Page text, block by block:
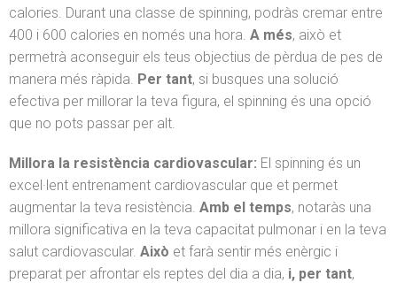
calories. Durant una classe de spinning, podràs cremar entre
400 i 600 calories en només una hora. A més, això et
permetrà aconseguir els teus objectius de pèrdua de pes de
manera més ràpida. Per tant, si busques una solució
efectiva per millorar la teva figura, el spinning és una opció
que no pots passar per alt.
Millora la resistència cardiovascular: El spinning és un
excel·lent entrenament cardiovascular que et permet
augmentar la teva resistència. Amb el temps, notaràs una
millora significativa en la teva capacitat pulmonar i en la teva
salut cardiovascular. Això et farà sentir més enèrgic i
preparat per afrontar els reptes del dia a dia, i, per tant,